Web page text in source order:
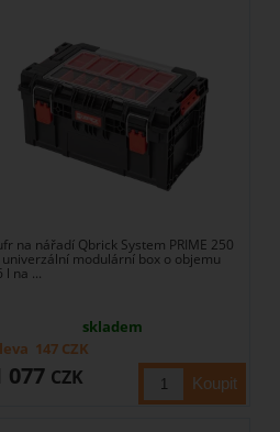
na nářadí Qbrick System PRIME 250
univerzální modulární box o objemu
l na ...
skladem
077 CZK
147 CZK